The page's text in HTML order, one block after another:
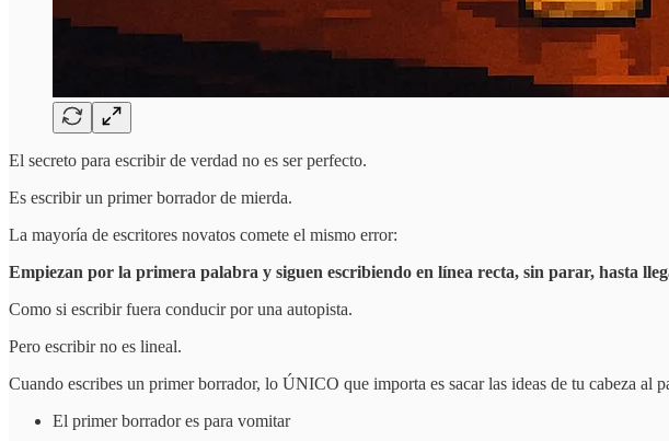
El secreto para escribir de verdad no es ser perfecto.
Es escribir un primer borrador de mierda.
La mayoría de escritores novatos comete el mismo error:
Empiezan por la primera palabra y siguen escribiendo en línea recta, sin parar, hasta
Como si escribir fuera conducir por una autopista.
Pero escribir no es lineal.
Cuando escribes un primer borrador, lo ÚNICO que importa es sacar las ideas de tu cabeza al
El primer borrador es para vomitar